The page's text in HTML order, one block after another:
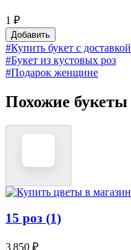
1 ₽
Добавить
#Купить букет с доставкой
#Букет из кустовых роз
#Подарок женщине
Похожие букеты
15 роз (1)
3 850 ₽